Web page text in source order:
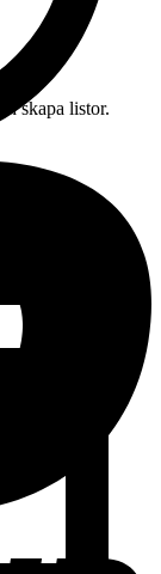
skapa listor.